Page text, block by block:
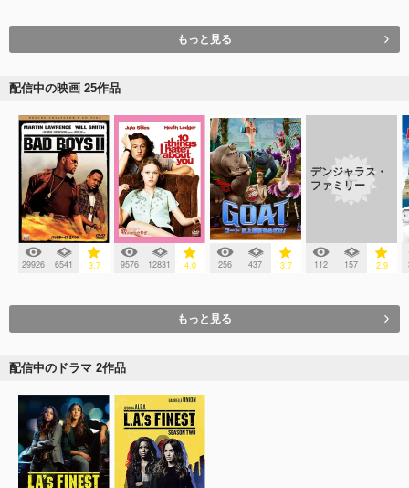
もっと見る
配信中の映画 25作品
29926 6541 3.7 9576 12831 4.0 256 437 3.7
デンジャラス・
ファミリー
112 157 2.9
もっと見る
配信中のドラマ 2作品